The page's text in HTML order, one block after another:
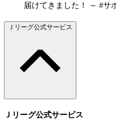
届けてきました！ ～ #サ
Ｊリーグ公式サービス
Ｊリーグ公式サービス